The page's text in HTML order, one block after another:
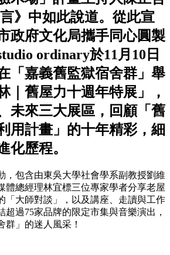
》中如此說道。從此宣
政府文化局攜手同心圓製
ordinary於11月10日
「嘉義舊監獄宿舍群」舉
｜舊屋力十週年特展」，
未來三大展區，回顧「舊
用計畫」的十年精彩，細
化歷程。
，包含由東吳大學社會學系副教授劉維
體總經理林宜標三位專家學者分享老屋
「大師對談」，以及講座、走讀與工作
超過75家品牌的限定市集與音樂演出，
群」的迷人風采！